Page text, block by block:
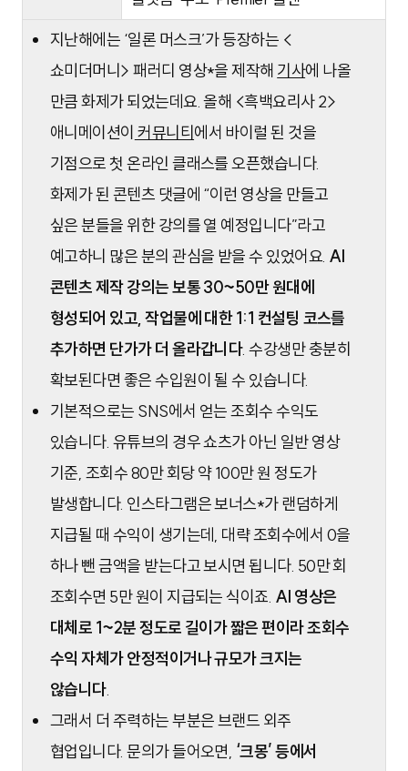
지난해에는 ‘일론 머스크’가 등장하는 <
쇼미더머니> 패러디 영상*을 제작해 기사에 나올
만큼 화제가 되었는데요. 올해 <흑백요리사 2>
애니메이션이 커뮤니티에서 바이럴 된 것을
기점으로 첫 온라인 클래스를 오픈했습니다.
화제가 된 콘텐츠 댓글에 “이런 영상을 만들고
싶은 분들을 위한 강의를 열 예정입니다”라고
예고하니 많은 분의 관심을 받을 수 있었어요. AI
콘텐츠 제작 강의는 보통 30~50만 원대에
형성되어 있고, 작업물에 대한 1:1 컨설팅 코스를
추가하면 단가가 더 올라갑니다. 수강생만 충분히
확보된다면 좋은 수입원이 될 수 있습니다.
기본적으로는 SNS에서 얻는 조회수 수익도
있습니다. 유튜브의 경우 쇼츠가 아닌 일반 영상
기준, 조회수 80만 회당 약 100만 원 정도가
발생합니다. 인스타그램은 보너스*가 랜덤하게
지급될 때 수익이 생기는데, 대략 조회수에서 0을
하나 뺀 금액을 받는다고 보시면 됩니다. 50만 회
조회수면 5만 원이 지급되는 식이죠. AI 영상은
대체로 1~2분 정도로 길이가 짧은 편이라 조회수
수익 자체가 안정적이거나 규모가 크지는
않습니다.
그래서 더 주력하는 부분은 브랜드 외주
협업입니다. 문의가 들어오면, ‘크몽’ 등에서